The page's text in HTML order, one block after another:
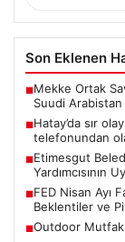
Son Eklenen
■Mekke Ortak
Suudi Arabistan
■Hatay’da sır
telefonundan
■Etimesgut
Yardımcısının
■FED Nisan Ayı
Beklentiler ve
■Outdoor